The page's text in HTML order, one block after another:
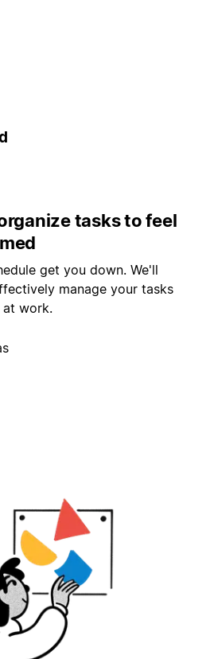
tasks to feel
get you down. We'll
manage your tasks
at work.